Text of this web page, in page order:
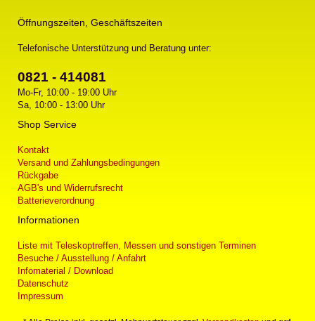
Öffnungszeiten, Geschäftszeiten
Telefonische Unterstützung und Beratung unter:
0821 - 414081
Mo-Fr, 10:00 - 19:00 Uhr
Sa, 10:00 - 13:00 Uhr
Shop Service
Kontakt
Versand und Zahlungsbedingungen
Rückgabe
AGB's und Widerrufsrecht
Batterieverordnung
Informationen
Liste mit Teleskoptreffen, Messen und sonstigen Terminen
Besuche / Ausstellung / Anfahrt
Infomaterial / Download
Datenschutz
Impressum